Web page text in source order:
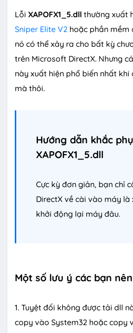
Lỗi XAPOFX1_5.dll thường xuất
Sniper Elite V2 hoặc phần mềm
nó có thể xảy ra cho bất kỳ
trên Microsoft DirectX. Nhưng
này xuất hiện phổ biến nhất
mà thôi.
Hướng dẫn khắc
XAPOFX1_5.dll
Cực kỳ đơn giản, bạn chỉ
DirectX về cài vào máy là
khởi động lại máy đâu.
Một số lưu ý các bạn
1. Tuyệt đối không được tải dll
copy vào System32 hoặc copy